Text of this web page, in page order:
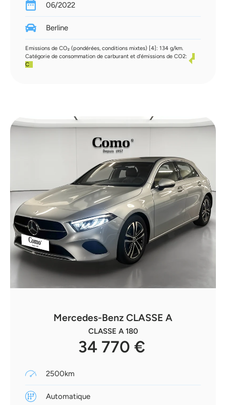
06/2022
Berline
Emissions de CO₂ (pondérées, conditions mixtes) [4]: 134 g/km.
Catégorie de consommation de carburant et d'émissions de CO2:
C
Mercedes-Benz CLASSE A
CLASSE A 180
34 770 €
2500km
Automatique